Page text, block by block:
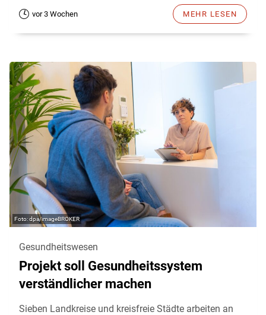
vor 3 Wochen MEHR LESEN
dpa/imageBROKER
Gesundheitswesen
Projekt soll Gesundheitssystem
verständlicher machen
Sieben Landkreise und kreisfreie Städte arbeiten an